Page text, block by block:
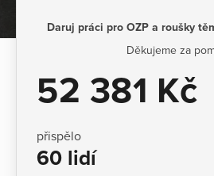
Daruj práci pro OZP a roušky
Děkujeme za
52 381 Kč
přispělo
60 lidí